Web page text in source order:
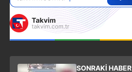
SONRAKİ HABER